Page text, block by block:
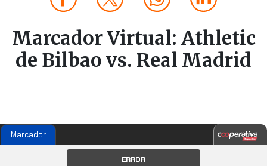
Marcador Virtual: Athletic
de Bilbao vs. Real Madrid
Marcador